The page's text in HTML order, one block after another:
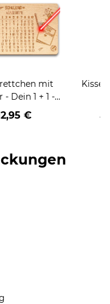
mit
- Dein 1 + 1 -
mit
Name
€